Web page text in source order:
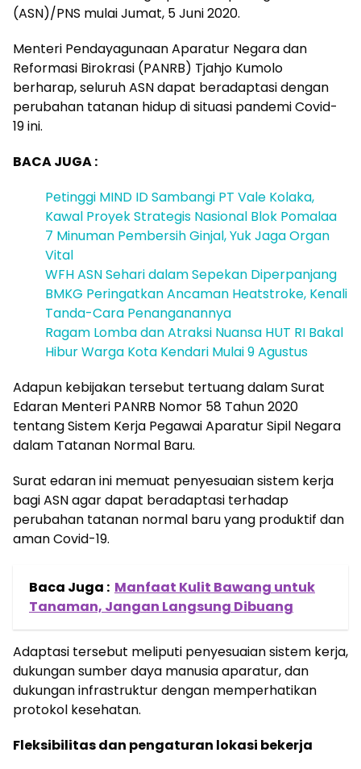
(ASN)/PNS mulai Jumat, 5 Juni 2020.
Menteri Pendayagunaan Aparatur Negara dan
Reformasi Birokrasi (PANRB) Tjahjo Kumolo
berharap, seluruh ASN dapat beradaptasi dengan
perubahan tatanan hidup di situasi pandemi Covid-
19 ini.
BACA JUGA :
Petinggi MIND ID Sambangi PT Vale Kolaka,
Kawal Proyek Strategis Nasional Blok Pomalaa
7 Minuman Pembersih Ginjal, Yuk Jaga Organ
Vital
WFH ASN Sehari dalam Sepekan Diperpanjang
BMKG Peringatkan Ancaman Heatstroke, Kenali
Tanda-Cara Penanganannya
Ragam Lomba dan Atraksi Nuansa HUT RI Bakal
Hibur Warga Kota Kendari Mulai 9 Agustus
Adapun kebijakan tersebut tertuang dalam Surat
Edaran Menteri PANRB Nomor 58 Tahun 2020
tentang Sistem Kerja Pegawai Aparatur Sipil Negara
dalam Tatanan Normal Baru.
Surat edaran ini memuat penyesuaian sistem kerja
bagi ASN agar dapat beradaptasi terhadap
perubahan tatanan normal baru yang produktif dan
aman Covid-19.
Baca Juga : Manfaat Kulit Bawang untuk
Tanaman, Jangan Langsung Dibuang
Adaptasi tersebut meliputi penyesuaian sistem kerja,
dukungan sumber daya manusia aparatur, dan
dukungan infrastruktur dengan memperhatikan
protokol kesehatan.
Fleksibilitas dan pengaturan lokasi bekerja